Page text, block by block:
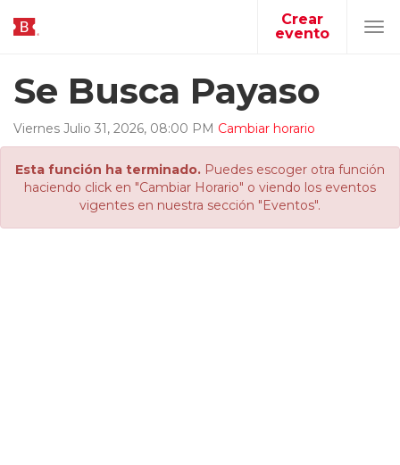
Crear
evento
Se Busca Payaso
Viernes Julio 31, 2026, 08:00 PM Cambiar horario
Esta función ha terminado. Puedes escoger otra función
haciendo click en "Cambiar Horario" o viendo los eventos
vigentes en nuestra sección "Eventos".